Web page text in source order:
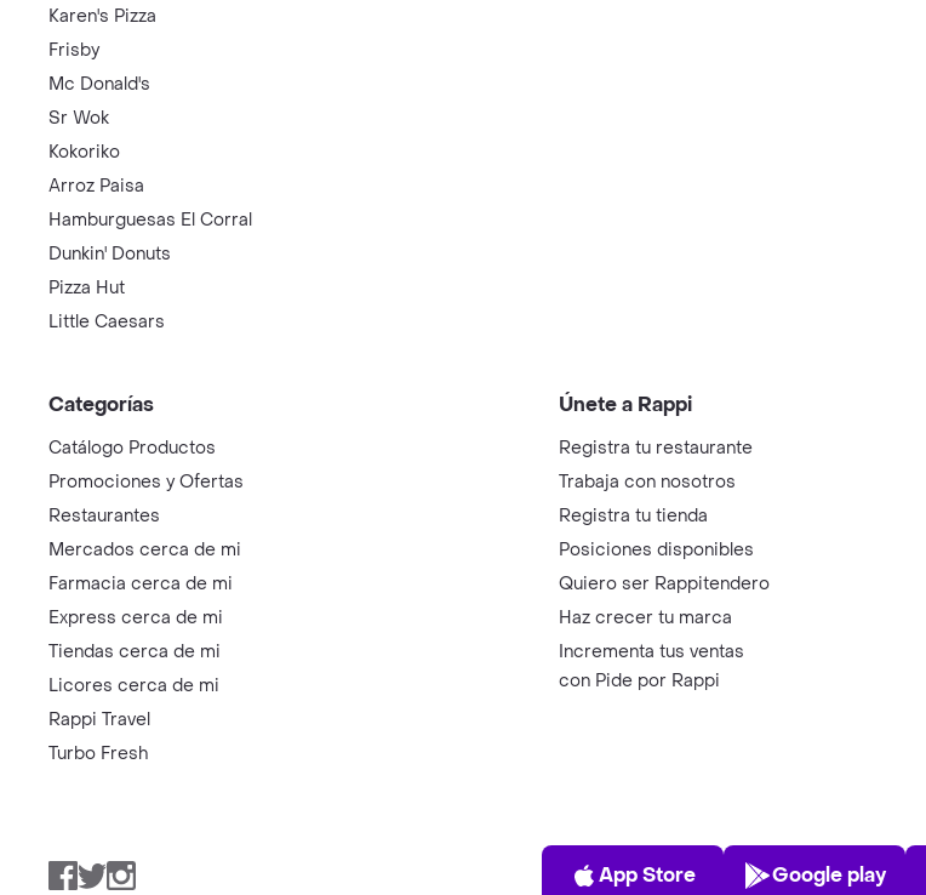
Karen's Pizza
Frisby
Mc Donald's
Sr Wok
Kokoriko
Arroz Paisa
Hamburguesas El Corral
Dunkin' Donuts
Pizza Hut
Little Caesars
Categorías
Catálogo Productos
Promociones y Ofertas
Restaurantes
Mercados cerca de mi
Farmacia cerca de mi
Express cerca de mi
Tiendas cerca de mi
Licores cerca de mi
Rappi Travel
Turbo Fresh
Únete a Rappi
Registra tu restaurante
Trabaja con nosotros
Registra tu tienda
Posiciones disponibles
Quiero ser Rappitendero
Haz crecer tu marca
Incrementa tus ventas
con Pide por Rappi
Facebook
TwitterInstagram
App Store
App Store
Play Store
Google play